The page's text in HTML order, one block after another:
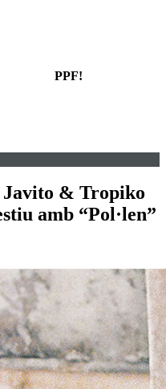
PPF!
Javito & Tropiko
amb “Pol·len”